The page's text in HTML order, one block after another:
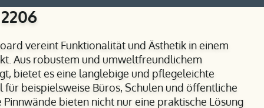
vereint Funktionalität und Ästhetik in einem
Aus robustem und umweltfreundlichem
bietet es eine langlebige und pflegeleichte
beispielsweise Büros, Schulen und öffentliche
Pinnwände bieten nicht nur eine praktische Lösung